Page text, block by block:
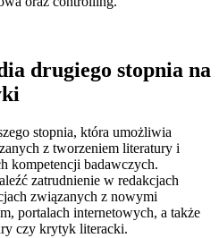
drugiego stopnia na
stopnia, która umożliwia
z tworzeniem literatury i
kompetencji badawczych.
zatrudnienie w redakcjach
związanych z nowymi
portalach internetowych, a także
czy krytyk literacki.